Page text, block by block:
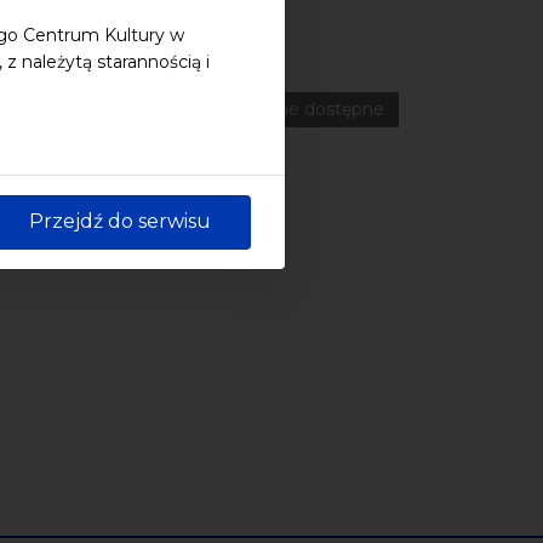
Centrum Kultury w
należytą starannością i
Przejdź do serwisu
Literatura
Online
wydarzenie dostępne